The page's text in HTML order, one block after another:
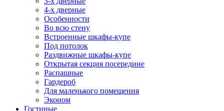
4-х дверные
Особенности
Во всю стену
Встроенные шкафы-купе
Под потолок
Раздвижные шкафы-купе
Открытая секция посередине
Распашные
Гардероб
Для маленького помещения
Эконом
Гостиные